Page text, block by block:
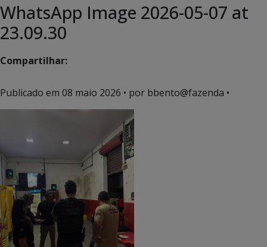
WhatsApp Image 2026-05-07 at
23.09.30
Compartilhar:
Publicado em 08 maio 2026 • por bbento@fazenda •